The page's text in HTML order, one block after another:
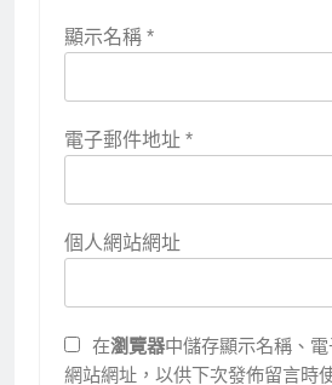
顯示名稱*
電子郵件地址*
個人網站網址
在瀏覽器中儲存顯示名稱、電